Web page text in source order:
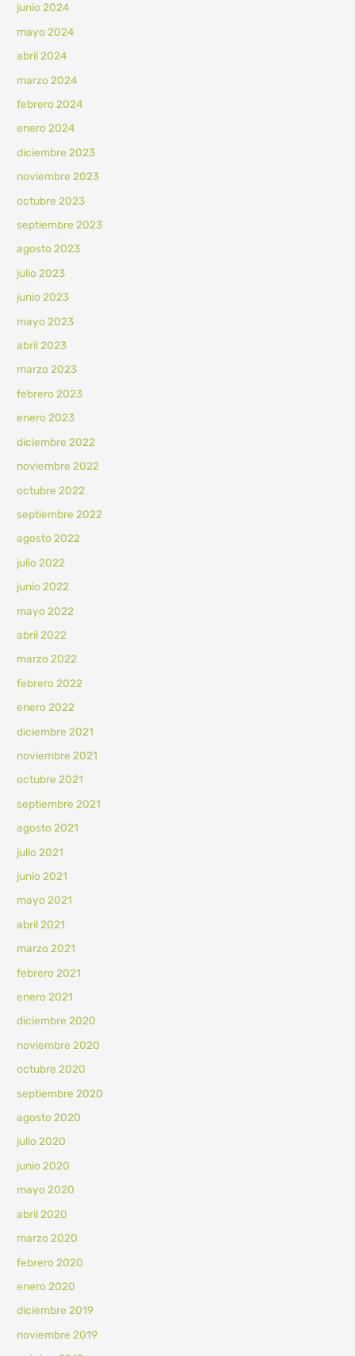
junio 2024
mayo 2024
abril 2024
marzo 2024
febrero 2024
enero 2024
diciembre 2023
noviembre 2023
octubre 2023
septiembre 2023
agosto 2023
julio 2023
junio 2023
mayo 2023
abril 2023
marzo 2023
febrero 2023
enero 2023
diciembre 2022
noviembre 2022
octubre 2022
septiembre 2022
agosto 2022
julio 2022
junio 2022
mayo 2022
abril 2022
marzo 2022
febrero 2022
enero 2022
diciembre 2021
noviembre 2021
octubre 2021
septiembre 2021
agosto 2021
julio 2021
junio 2021
mayo 2021
abril 2021
marzo 2021
febrero 2021
enero 2021
diciembre 2020
noviembre 2020
octubre 2020
septiembre 2020
agosto 2020
julio 2020
junio 2020
mayo 2020
abril 2020
marzo 2020
febrero 2020
enero 2020
diciembre 2019
noviembre 2019